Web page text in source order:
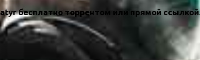
бесплатно торрентом или прямой